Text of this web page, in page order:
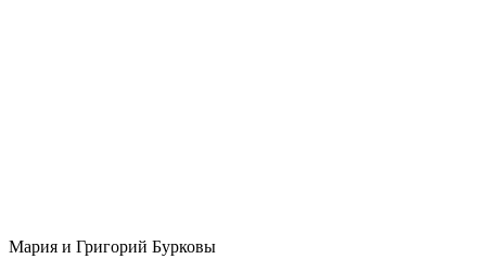
Мария и Григорий Бурковы